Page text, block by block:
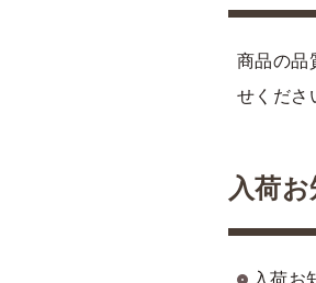
商品の品
せくださ
入荷